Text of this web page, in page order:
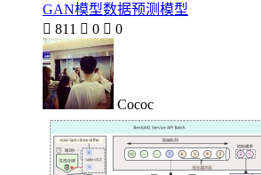
GAN模型数据预测模型
 811  0  0
Cococ